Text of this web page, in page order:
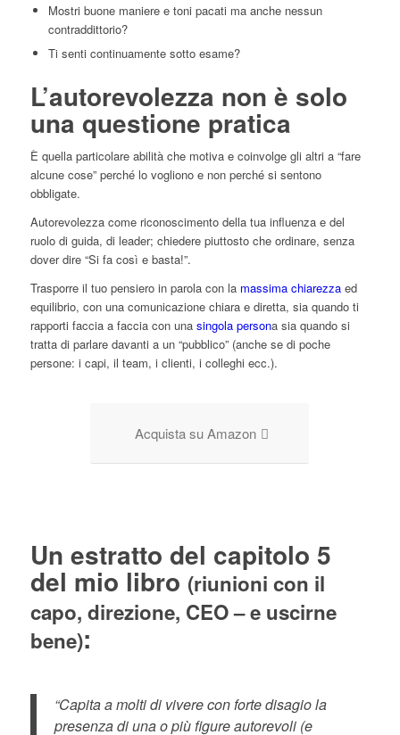
Mostri buone maniere e toni pacati ma anche nessun
contraddittorio?
Ti senti continuamente sotto esame?
L’autorevolezza non è solo
una questione pratica
È quella particolare abilità che motiva e coinvolge gli altri a “fare
alcune cose” perché lo vogliono e non perché si sentono
obbligate.
Autorevolezza come riconoscimento della tua influenza e del
ruolo di guida, di leader; chiedere piuttosto che ordinare, senza
dover dire “Si fa così e basta!”.
Trasporre il tuo pensiero in parola con la massima chiarezzaed
equilibrio, con una comunicazione chiara e diretta, sia quando ti
rapporti faccia a faccia con unasingola persona sia quando si
tratta di parlare davanti a un “pubblico” (anche se di poche
persone: i capi, il team, i clienti, i colleghi ecc.).
Acquista su Amazon
Un estratto del capitolo 5
del mio libro (riunioni con il
capo, direzione, CEO – e uscirne
bene):
“Capita a molti di vivere con forte disagio la
presenza di una o più figure autorevoli (e